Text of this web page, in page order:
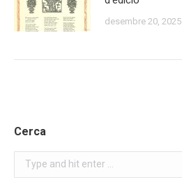
desembre 20, 2025
Cerca
Search: